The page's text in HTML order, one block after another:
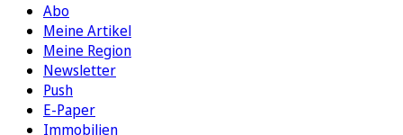
Abo
Meine Artikel
Meine Region
Newsletter
Push
E-Paper
Immobilien